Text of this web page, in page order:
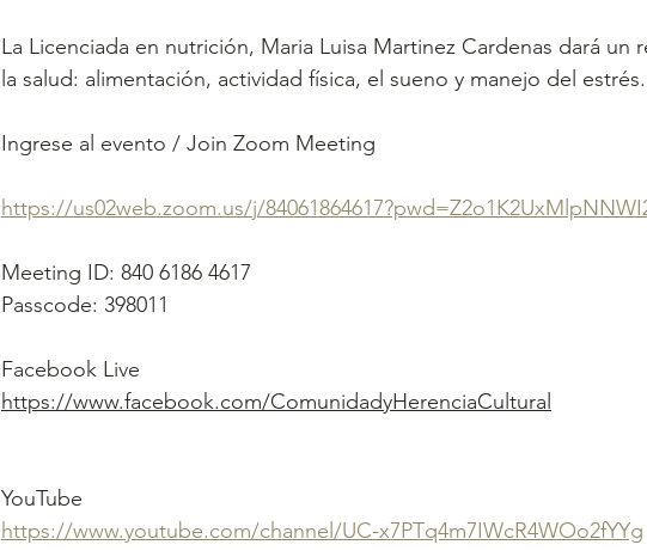
La Licenciada en nutrición, Maria Luisa Martinez Cardenas dará un
la salud: alimentación, actividad física, el sueno y manejo del estrés.
Ingrese al evento / Join Zoom Meeting
https://us02web.zoom.us/j/
Meeting ID: 840 6186 4617
Passcode: 398011
Facebook Live
https://www.facebook.com/ComunidadyHerenciaCultural
YouTube
https://www.youtube.com/channel/UC-x7PTq4m7IWcR4WOo2fYYg